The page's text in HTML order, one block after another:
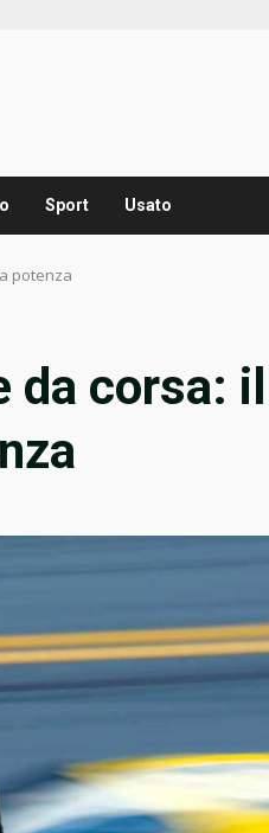
Sport Usato
potenza
da corsa: il